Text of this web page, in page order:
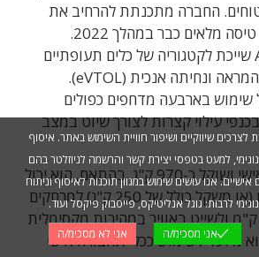
החברה מתכנתת להרחיב את
הניסויים ולבצע ניסויי טיסה מלאים כבר במהלך 2022.
פלטפורמת AIR ONE שייכת לקטגוריה של כלים תעופתיים
חשמליים בעלי יכולת המראה ונחיתה אנכית (eVTOL).
בארבעה מדחפים כפולים
עילוי קצרות לצורך שיוט במצב
הכלי מיועד לשימוש אישי ושוקל כ-970 ק"ג. בהתאם, הוא יכול
לשאת עד שני נוסעים (או משקל כולל של 250 ק"ג) למרחקים
קצרים של עד כ-180 ק"מ ולשייט באוויר במהירות מקסימלית
הוא מיועד לשימוש ככלי תחבורה אישי
לצרכים שיווקיים ושיפור חוויית השימוש באתר. איסוף
למעט בטפסי יצירת קשר והרשמה לניוזלטר בהם
אנו עושים שימוש במגוון תוכנות לאיסוף וניתוח
לרבות: גוגל אנליטיקס, פייסבוק פיקסל ועוד.
אני מסכימ/ה אני לא מסכימ/ה